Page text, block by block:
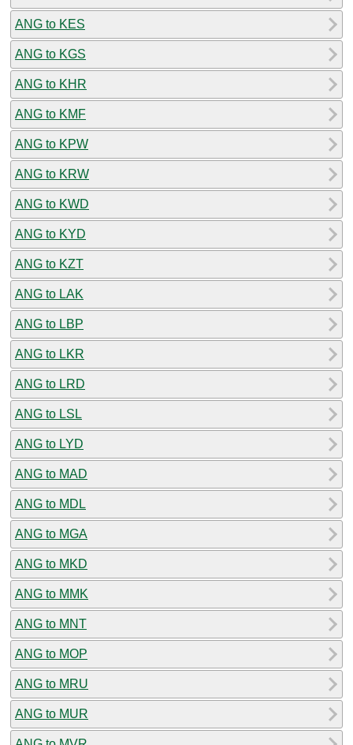
ANG to KES
ANG to KGS
ANG to KHR
ANG to KMF
ANG to KPW
ANG to KRW
ANG to KWD
ANG to KYD
ANG to KZT
ANG to LAK
ANG to LBP
ANG to LKR
ANG to LRD
ANG to LSL
ANG to LYD
ANG to MAD
ANG to MDL
ANG to MGA
ANG to MKD
ANG to MMK
ANG to MNT
ANG to MOP
ANG to MRU
ANG to MUR